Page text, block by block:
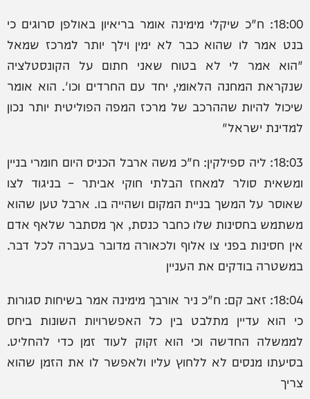
18:00: ח"כ שיקלי מימינה אומר בריאיון באולפן סרוגים כי
בנט אמר לו שהוא כבר לא ימין וילך יותר למרכז שמאל
"הוא אמר לי לא בטוח שאני חתום על הקונסטלציה
שנקראת המחנה הלאומי, יחד עם החרדים וכו'. הוא אומר
שיכול להיות שההרכב של מרכז המפה הפוליטית יותר נכון
למדינת ישראל"
18:03: ליה ספילקין: ח"כ משה ארבל הכניס היום חומרי בניין
ומשאית סולר למאחז הבלתי חוקי אביתר – בניגוד לצו
שאוסר על המשך בניית המקום ושהייה בו. ארבל טען שהוא
משתמש בחסינות שלו כחבר כנסת, אך מסתבר שלאף אדם
אין חסינות בפני צו אלוף ולכאורה מדובר בעברה לכל דבר.
במשטרה בודקים את העניין
18:04: זאב קם: ‏ח"כ ניר אורבך מימינה אמר בשיחות סגורות
כי הוא עדיין מתלבט בין כל האפשרויות השונות ביחס
לממשלה החדשה וכי הוא זקוק לעוד זמן כדי להחליט.
בסיעתו מנסים לא ללחוץ עליו ולאפשר לו את הזמן שהוא
צריך